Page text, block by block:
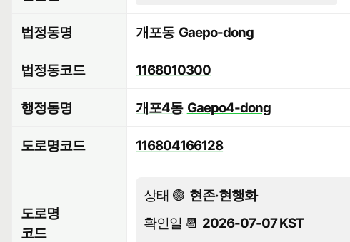
법정동명 개포동 Gaepo-dong
법정동코드 1168010300
행정동명 개포4동 Gaepo4-dong
도로명코드 116804166128
도로명
코드
상태 🟢 현존·현행화
확인일 📆 2026-07-07 KST